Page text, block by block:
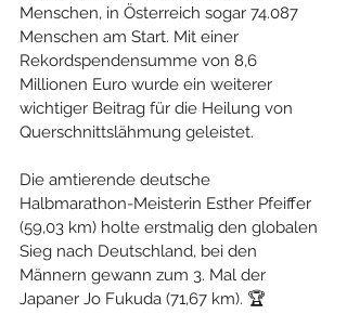
Menschen, in Österreich sogar 74.087
Menschen am Start. Mit einer
Rekordspendensumme von 8,6
Millionen Euro wurde ein weiterer
wichtiger Beitrag für die Heilung von
Querschnittslähmung geleistet.
Die amtierende deutsche
Halbmarathon-Meisterin Esther Pfeiffer
(59,03 km) holte erstmalig den globalen
Sieg nach Deutschland, bei den
Männern gewann zum 3. Mal der
Japaner Jo Fukuda (71,67 km). 🏆